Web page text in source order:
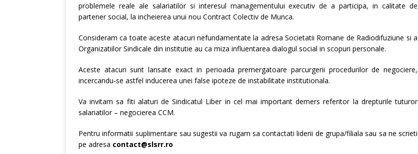
problemele reale ale salariatilor si interesul managementului executiv de a participa, in calitate de
partener social, la incheierea unui nou Contract Colectiv de Munca.
Consideram ca toate aceste atacuri nefundamentate la adresa Societatii Romane de Radiodifuziune si a
Organizatiilor Sindicale din institutie au ca miza influentarea dialogul social in scopuri personale.
Aceste atacuri sunt lansate exact in perioada premergatoare parcurgerii procedurilor de negociere,
incercandu-se astfel inducerea unei false ipoteze de instabilitate institutionala.
Va invitam sa fiti alaturi de Sindicatul Liber in cel mai important demers referitor la drepturile tuturor
salariatilor – negocierea CCM.
Pentru informatii suplimentare sau sugestii va rugam sa contactati liderii de grupa/filiala sau sa ne scrieti
pe adresa contact@slsrr.ro